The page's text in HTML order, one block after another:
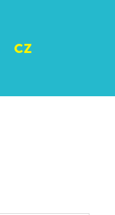
CZ